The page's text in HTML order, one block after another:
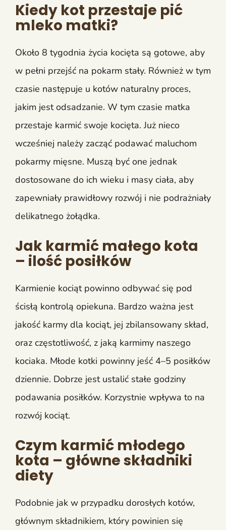
Kiedy kot przestaje pić
mleko matki?
Około 8 tygodnia życia kocięta są gotowe, aby
w pełni przejść na pokarm stały. Również w tym
czasie następuje u kotów naturalny proces,
jakim jest odsadzanie. W tym czasie matka
przestaje karmić swoje kocięta. Już nieco
wcześniej należy zacząć podawać maluchom
pokarmy mięsne. Muszą być one jednak
dostosowane do ich wieku i masy ciała, aby
zapewniały prawidłowy rozwój i nie podrażniały
delikatnego żołądka.
Jak karmić małego kota
– ilość posiłków
Karmienie kociąt powinno odbywać się pod
ścisłą kontrolą opiekuna. Bardzo ważna jest
jakość karmy dla kociąt, jej zbilansowany skład,
oraz częstotliwość, z jaką karmimy naszego
kociaka. Młode kotki powinny jeść 4–5 posiłków
dziennie. Dobrze jest ustalić stałe godziny
podawania posiłków. Korzystnie wpływa to na
rozwój kociąt.
Czym karmić młodego
kota – główne składniki
diety
Podobnie jak w przypadku dorosłych kotów,
głównym składnikiem, który powinien się